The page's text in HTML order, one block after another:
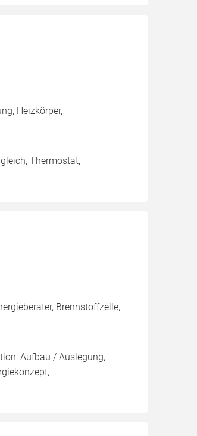
Heizkörper,
Thermostat,
Brennstoffzelle,
Aufbau / Auslegung,